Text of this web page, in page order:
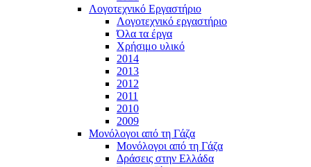
Λογοτεχνικό Εργαστήριο
Λογοτεχνικό εργαστήριο
Όλα τα έργα
Χρήσιμο υλικό
2014
2013
2012
2011
2010
2009
Μονόλογοι από τη Γάζα
Μονόλογοι από τη Γάζα
Δράσεις στην Ελλάδα